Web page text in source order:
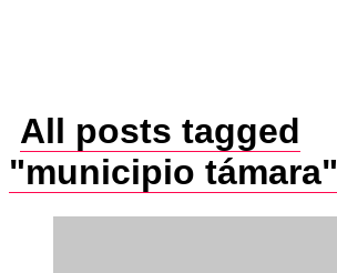
All posts tagged
"municipio támara"